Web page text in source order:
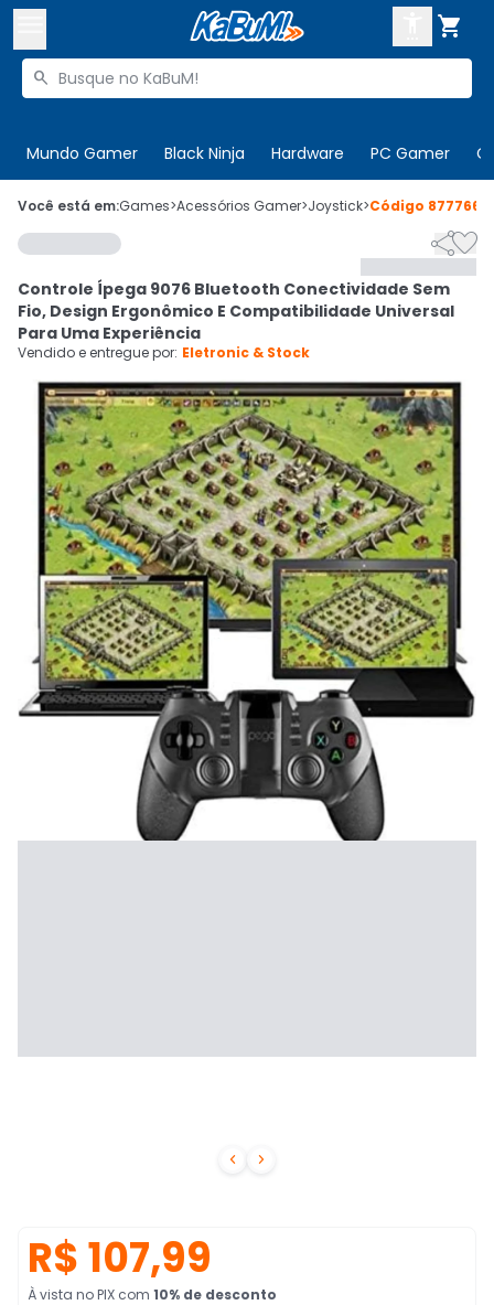

Buscar produtos

Mundo Gamer Black Ninja Hardware PC Gamer
 Olá. Acesse sua conta
 Departamentos
Cupons
Mais Vendidos
Ativar tradutor em libras
CADASTRE-SE
Você está em:Games>Acessórios Gamer>Joystick>Código 877766
 

Controle Ípega 9076 Bluetooth Conectividade Sem
Fio, Design Ergonômico E Compatibilidade Universal
Para Uma Experiência
Vendido e entregue por: Eletronic & Stock
R$ 107,99
À vista no PIX com 10% de desconto